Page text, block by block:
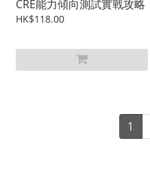
CRE能力傾向測試實戰攻略
HK$118.00
1